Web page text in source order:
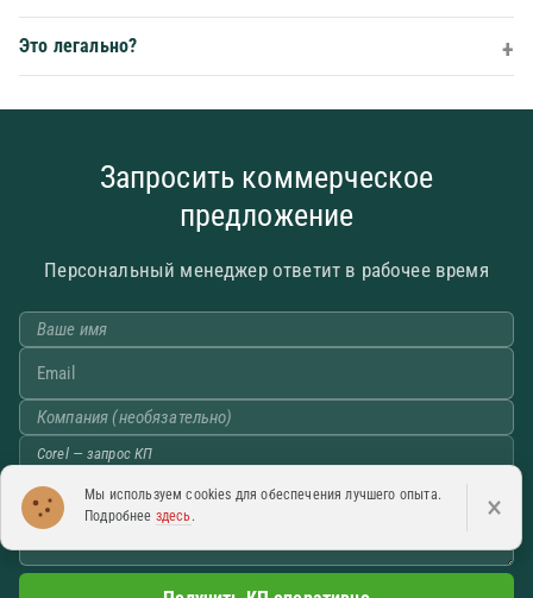
Это легально?
Запросить коммерческое
предложение
Персональный менеджер ответит в рабочее время
Мы используем cookies для обеспечения лучшего опыта.
Подробнее здесь. ×